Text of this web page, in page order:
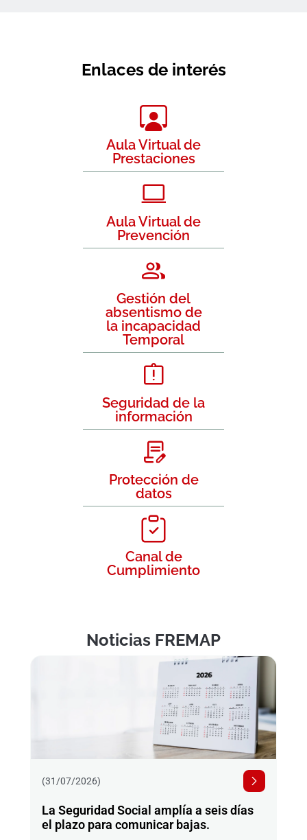
Enlaces de interés
Aula Virtual de
Prestaciones
Aula Virtual de
Prevención
Gestión del
absentismo de
la incapacidad
Temporal
Seguridad de la
información
Protección de
datos
Canal de
Cumplimiento
Noticias FREMAP
(31/07/2026)
La Seguridad Social amplía a seis días
el plazo para comunicar bajas.